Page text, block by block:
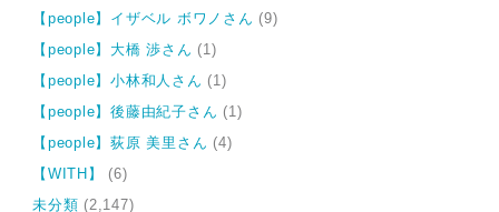
【people】イザベル ボワノさん (9)
【people】大橋 渉さん (1)
【people】小林和人さん (1)
【people】後藤由紀子さん (1)
【people】荻原 美里さん (4)
【WITH】
(6)
未分類 (2,147)